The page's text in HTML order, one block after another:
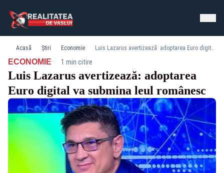
Acasă Știri Economie Luis Lazarus avertizează: adoptarea Euro digital va submina leul românesc
ECONOMIE· 1 min citire
Luis Lazarus avertizează: adoptarea
Euro digital va submina leul românesc